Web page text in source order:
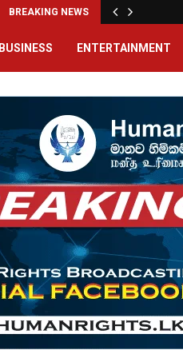
BREAKING NEWS
BUSINESS ENTERTAINMENT